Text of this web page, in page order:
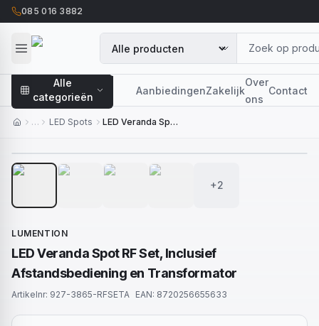
085 016 3882
Alle
categorieën
AanbiedingenZakelijk
Over
ons
Contact
… LED Spots
LED Veranda Spot RF Set, Inclusief Afstandsbediening en Transformator
+2
LUMENTION
LED Veranda Spot RF Set, Inclusief
Afstandsbediening en Transformator
Artikelnr: 927-3865-RFSETA EAN: 8720256655633